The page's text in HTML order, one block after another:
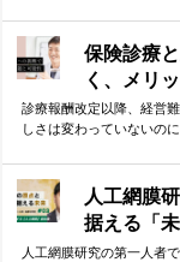
保険診療
く、メリ
診療報酬改定以降、経営
しさは変わっていないの
人工網膜
据える「未
人工網膜研究の第一人者